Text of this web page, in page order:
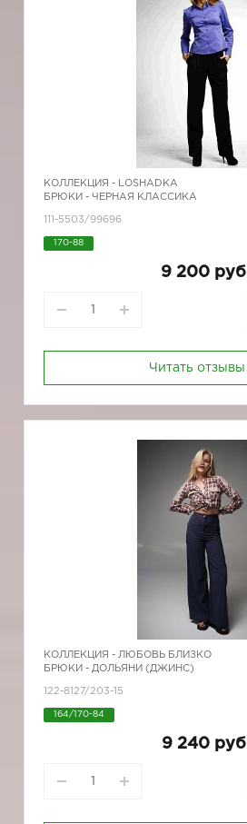
КОЛЛЕКЦИЯ - LOSHADKA
БРЮКИ - ЧЕРНАЯ КЛАССИКА
111-5503/99696
170-88
9 200 руб
Читать отзывы
КОЛЛЕКЦИЯ - ЛЮБОВЬ БЛИЗКО
БРЮКИ - ДОЛЬЯНИ (ДЖИНС)
122-8127/203-15
164/170-84
9 240 руб